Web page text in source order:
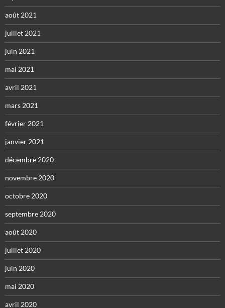
août 2021
juillet 2021
juin 2021
mai 2021
avril 2021
mars 2021
février 2021
janvier 2021
décembre 2020
novembre 2020
octobre 2020
septembre 2020
août 2020
juillet 2020
juin 2020
mai 2020
avril 2020